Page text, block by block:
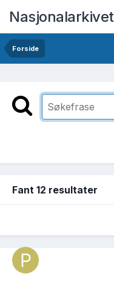
Nasjonalarkivet
Forside
Fant 12 resultater